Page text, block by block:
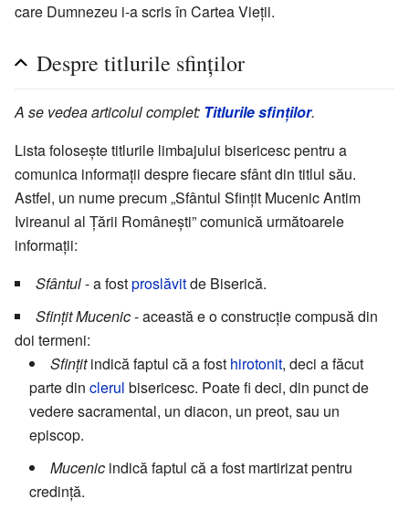
care Dumnezeu i-a scris în Cartea Vieții.
Despre titlurile sfinților
A se vedea articolul complet: Titlurile sfinților.
Lista folosește titlurile limbajului bisericesc pentru a
comunica informații despre fiecare sfânt din titlul său.
Astfel, un nume precum „Sfântul Sfințit Mucenic Antim
Ivireanul al Țării Românești” comunică următoarele
informații:
Sfântul- a fostproslăvitde Biserică.
Sfințit Mucenic- această e o construcție compusă din
doi termeni:
Sfințitindică faptul că a fost hirotonit, deci a făcut
parte din clerul bisericesc. Poate fi deci, din punct de
vedere sacramental, un diacon, un preot, sau un
episcop.
Mucenic indică faptul că a fost martirizat pentru
credință.